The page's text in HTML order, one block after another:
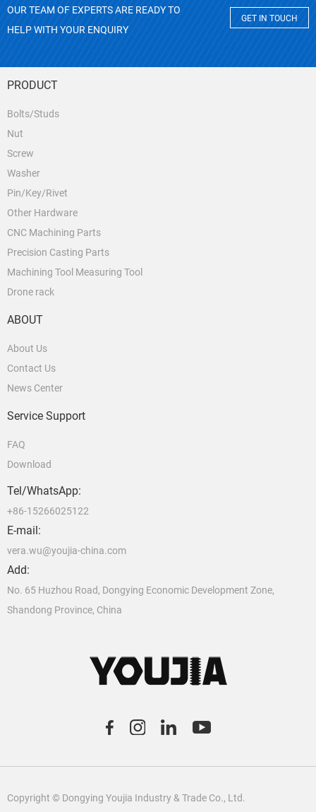
OUR TEAM OF EXPERTS ARE READY TO
HELP WITH YOUR ENQUIRY
GET IN TOUCH
PRODUCT
Bolts/Studs
Nut
Screw
Washer
Pin/Key/Rivet
Other Hardware
CNC Machining Parts
Precision Casting Parts
Machining Tool Measuring Tool
Drone rack
ABOUT
About Us
Contact Us
News Center
Service Support
FAQ
Download
Tel/WhatsApp:
+86-15266025122
E-mail:
vera.wu@youjia-china.com
Add:
No. 65 Huzhou Road, Dongying Economic Development Zone,
Shandong Province, China
Copyright © Dongying Youjia Industry & Trade Co., Ltd.